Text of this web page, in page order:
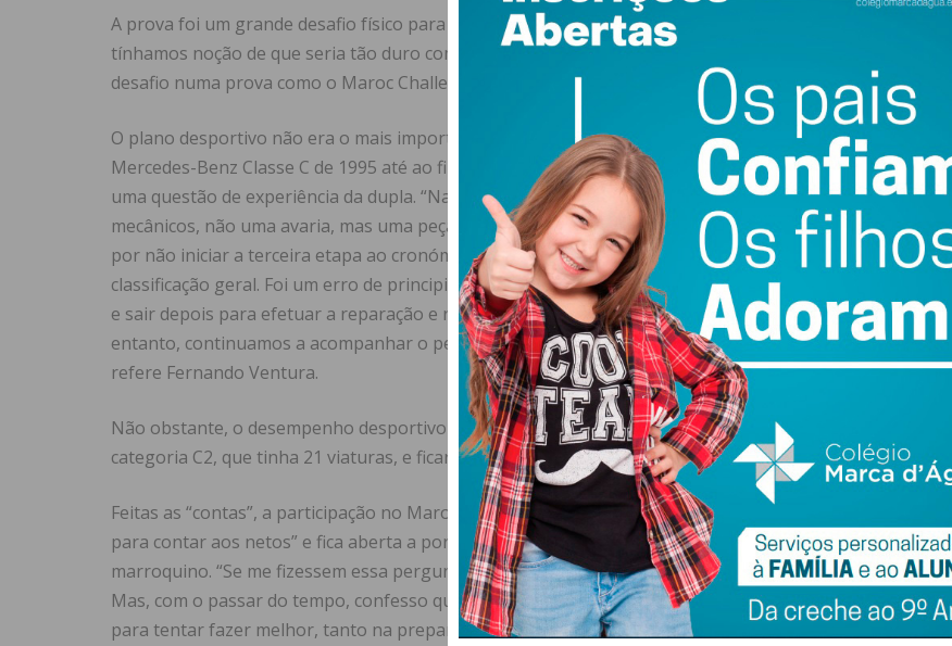
A prova foi um grande desafio físico para a equipa. “Já estávamos avisados para o rigor, mas não
tínhamos noção de que seria tão duro como foi”. No entanto, no plano mental que reside “o maior
desafio numa prova como o Maroc Challenge”.
O plano desportivo não era o mais importante e a equipa conseguiu o mais importante, que foi levar o
Mercedes-Benz Classe C de 1995 até ao fim da prova, embora com cronometragem oficiosamente, por
uma questão de experiência da dupla. “Na segunda etapa (Zagora-Tata) tivemos alguns problemas
mecânicos, não uma avaria, mas uma peça no eixo traseiro que quebrou, devido ao trajeto, e acabámos
por não iniciar a terceira etapa ao cronómetro, o que nos impediu de continuar a contar para a
classificação geral. Foi um erro de principiante da nossa parte, porque poderíamos ter entrado na prova
e sair depois para efetuar a reparação e reintegrar a prova. Foi a inexperiência do nosso lado. No
entanto, continuamos a acompanhar o pelotão e a fazer as etapas, cronometradas oficiosamente”,
refere Fernando Ventura.
Não obstante, o desempenho desportivo destesrookiesacabou por ser positivo. “Integrámos a
categoria C2, que tinha 21 viaturas, e ficaríamos no top-10 à geral”.
Feitas as “contas”, a participação no Maroc Challenge é, de acordo com o piloto, “uma história que fica
para contar aos netos” e fica aberta a porta a um regresso de homem e máquina ao deserto
marroquino. “Se me fizessem essa pergunta passados um ou dias de regressar, responderia que não.
Mas, com o passar do tempo, confesso que já começo a pensar no cenário de ir a uma próxima edição,
para tentar fazer melhor, tanto na preparação da viatura, como do nosso desempenho ao volante,